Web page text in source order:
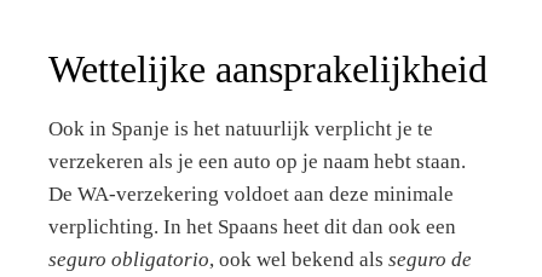
Wettelijke aansprakelijkheid
Ook in Spanje is het natuurlijk verplicht je te
verzekeren als je een auto op je naam hebt staan.
De WA-verzekering voldoet aan deze minimale
verplichting. In het Spaans heet dit dan ook een
seguro obligatorio, ook wel bekend als seguro de